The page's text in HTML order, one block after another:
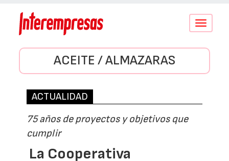
Conmutar
ACEITE / ALMAZARAS
ACTUALIDAD
75 años de proyectos y objetivos que
cumplir
La Cooperativa